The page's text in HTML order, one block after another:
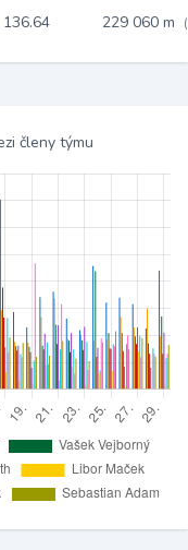
136.64 229 060 m
členy týmu